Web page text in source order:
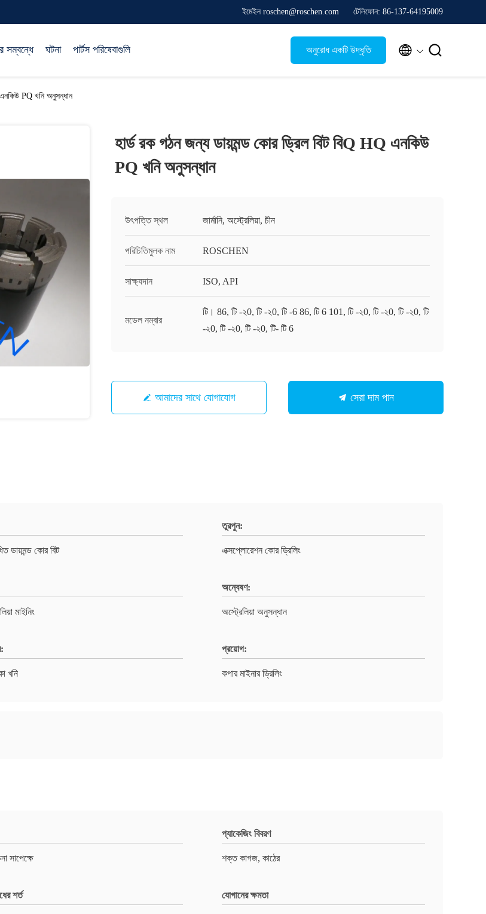
ইমেইল roschen@roschen.com টেলিফোন: 86-137-64195009
সম্বন্ধে ঘটনা পার্টস পরিষেবাগুলি অনুরোধ একটি উদ্ধৃতি  
PQ খনি অনুসন্ধান
হার্ড রক গঠন জন্য ডায়মন্ড কোর ড্রিল বিট বিQ HQ এনকিউ
PQ খনি অনুসন্ধান
উৎপত্তি স্থল জার্মানি, অস্ট্রেলিয়া, চীন
পরিচিতিমুলক নাম ROSCHEN
সাক্ষ্যদান ISO, API
মডেল নম্বার
টি। 86, টি -২0, টি -২0, টি -6 86, টি 6 101, টি -২0, টি -২0, টি -২0, টি
-২0, টি -২0, টি -২0, টি- টি 6
আমাদের সাথে যোগাযোগ সেরা দাম পান
ডায়মন্ড কোর বিট
তুরপুন:
এক্সপ্লোরেশন কোর ড্রিলিং
মাইনিং
অন্বেষণ:
অস্ট্রেলিয়া অনুসন্ধান
খনি
প্রয়োগ:
কপার মাইনার ড্রিলিং
সাপেক্ষে
প্যাকেজিং বিবরণ
শক্ত কাগজ, কাঠের
শর্ত যোগানের ক্ষমতা